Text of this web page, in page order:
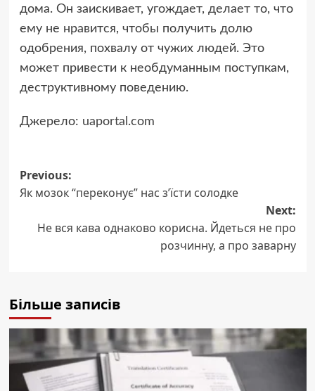
дома. Он заискивает, угождает, делает то, что
ему не нравится, чтобы получить долю
одобрения, похвалу от чужих людей. Это
может привести к необдуманным поступкам,
деструктивному поведению.
Джерело: uaportal.com
Post
navigation
Previous:
Як мозок “переконує” нас з’їсти солодке
Next:
Не вся кава однаково корисна. Йдеться не про
розчинну, а про заварну
Більше записів